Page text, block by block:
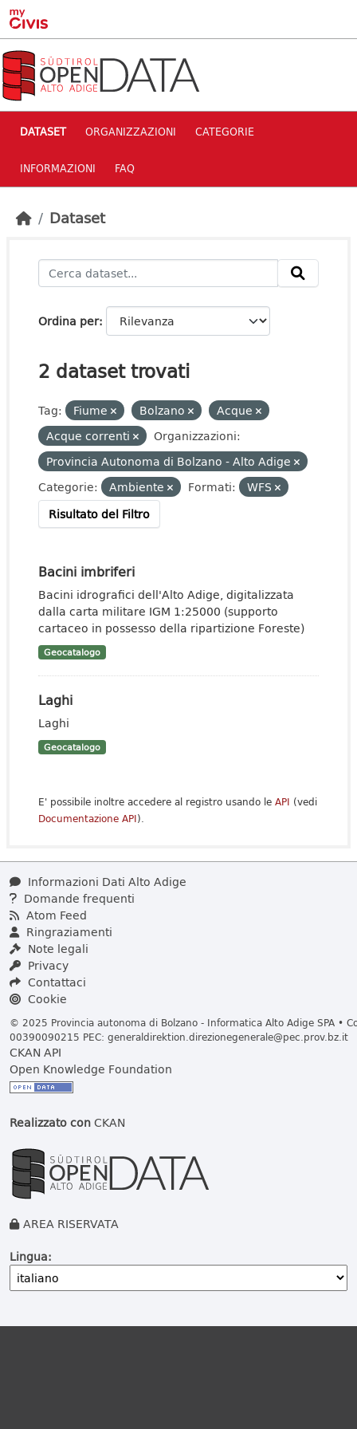
Skip to main content
DATASET ORGANIZZAZIONI CATEGORIE
INFORMAZIONI FAQ
Dataset
Ordina per
2 dataset trovati
Tag: Fiume Bolzano
Acque
Acque correnti
Organizzazioni:
Provincia Autonoma di Bolzano - Alto Adige
Categorie:
Ambiente Formati:
WFS
Risultato del Filtro
Bacini imbriferi
Bacini idrografici dell'Alto Adige, digitalizzata
dalla carta militare IGM 1:25000 (supporto
cartaceo in possesso della ripartizione Foreste)
Geocatalogo
Laghi
Laghi
Geocatalogo
E' possibile inoltre accedere al registro usando le API (vedi
Documentazione API).
Informazioni Dati Alto Adige
Domande frequenti
Atom Feed
Ringraziamenti
Note legali
Privacy
Contattaci
Cookie
© 2025 Provincia autonoma di Bolzano - Informatica Alto Adige SPA •
00390090215 PEC: generaldirektion.direzionegenerale@pec.prov.bz.it
CKAN API
Open Knowledge Foundation
Realizzato conCKAN
AREA RISERVATA
Lingua